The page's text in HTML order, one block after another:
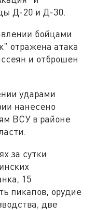
Д-20 и Д-30.
бойцами
отражена атака
и отброшен
ударами
нанесено
ВСУ в районе
за сутки
15
пикапов, орудие
две